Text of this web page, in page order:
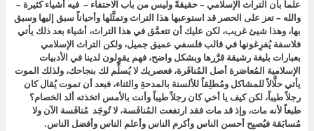
علماً بأن التراث الإسلامي – حقيقةً وليس من باب الاحتفاء – فيه أشياء كثيرة –
والله – تعز على الحصر قد استوعبها هذا التراث وتمثَّلها وأحياناً سبق إليها وسبق
بها، وهذا شيئ غريب، لكن عليك أن تتعمَّق في هذا التراث، أشياء بعد ذلك يأتي
فلاسفة يُفرِغونها في قالب فلسفي عميق جميل، ولكن التراث الإسلامي
بعبارات بليغة رشيقة قرَّرها وبشكل واضح، فهم يقولون لدينا في الأدبيات
الإسلامية المُعاصَرة أصل المُنافَرة، فعصريك لا يُسلِّم لك بنجاحك، ولذلك الموت
يأتي حلَّالاً للمشاكل ومُطلِقاً للألسنة بالمدحةِ والثناء، فبعد أن تموت يُقال كان
رجلاً طيباً، لكن كيف يا أخي كان رجلاً طيباً وأنت بالأمس اتخذته ألد الخصام؟
طبعاً لأنه مات، وإذ قد مات فقد ارتفعت المُنافَسة، لا تُوجَد مُنافَسة الآن ولا
مُسابَقة فيُصبِح أحسن الناس وأكرم الناس وأعلم الناس وأفضل الناس.